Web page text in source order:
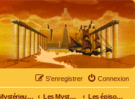
Connexion
S’enregistrer
Les Mystérieuses Cités d'Or Les Mystérieuses Cités d'Or : saison 4 (2020) Les épisodes de la saison 4